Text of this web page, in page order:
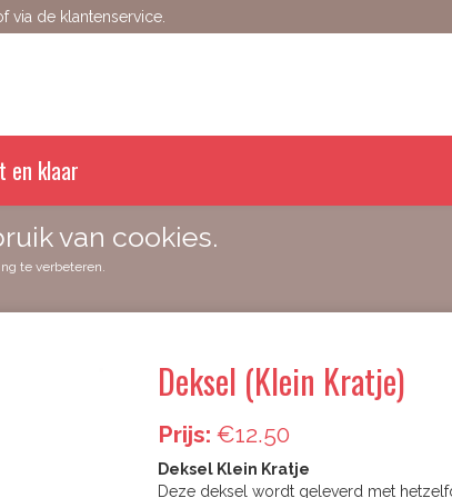
via de klantenservice.
en klaar
van cookies.
te verbeteren.
Deksel (Klein Kratje)
Prijs: €12.50
Deksel Klein Kratje
Deze deksel wordt geleverd met